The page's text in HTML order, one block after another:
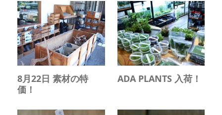
8月22日 素材の特
価！
ADA PLANTS 入荷！